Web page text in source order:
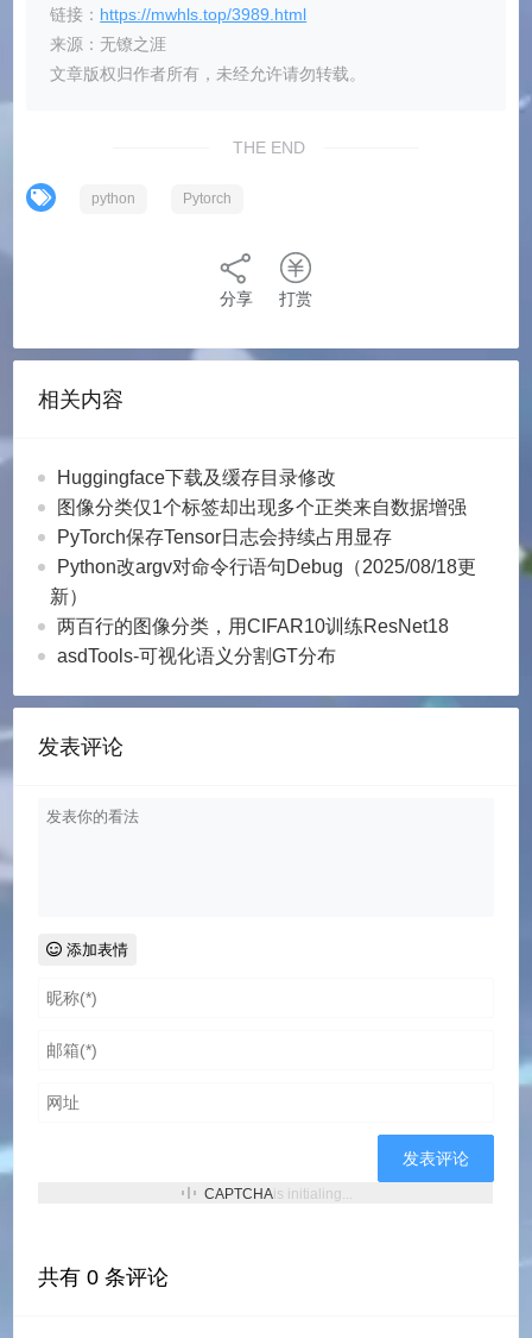
链接： https://mwhls.top/3989.html
来源：无镣之涯
文章版权归作者所有，未经允许请勿转载。
THE END
python Pytorch
分享 打赏
相关内容
Huggingface下载及缓存目录修改
图像分类仅1个标签却出现多个正类来自数据增强
PyTorch保存Tensor日志会持续占用显存
Python改argv对命令行语句Debug（2025/08/18更
新）
两百行的图像分类，用CIFAR10训练ResNet18
asdTools-可视化语义分割GT分布
发表评论
添加表情
CAPTCHAis initialing...
共有0 条评论